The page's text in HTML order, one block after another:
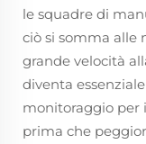
le squadre di
ciò si somma alle
grande velocità
diventa
monitoraggio per
prima che